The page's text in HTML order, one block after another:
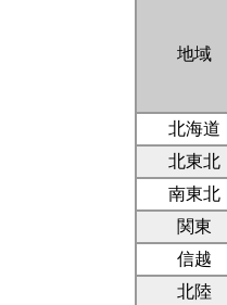
地域
北海道
北東北
南東北
関東
信越
北陸